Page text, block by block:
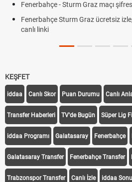
Fenerbahçe - Sturm Graz maçı
Fenerbahçe Sturm Graz ücretsiz
canlı linki
KEŞFET
iddaa Canlı Skor Puan Durumu Canlı
Transfer Haberleri TV'de Bugün Süper Lig
iddaa Programı Galatasaray Fenerbahçe
Galatasaray Transfer Fenerbahçe Transfer
Trabzonspor Transfer Canlı İzle iddaa